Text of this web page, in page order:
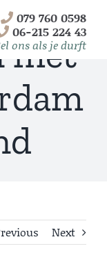
079 760 0598
06-215 224 43
ons als je durft
met
Next